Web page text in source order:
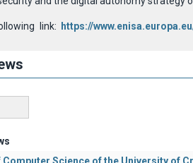
link:
https://